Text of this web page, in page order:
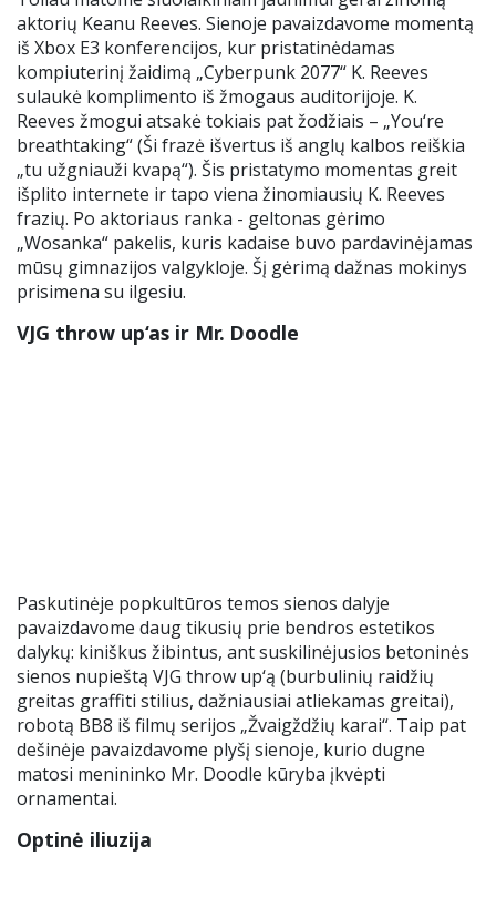
aktorių Keanu Reeves. Sienoje pavaizdavome momentą
iš Xbox E3 konferencijos, kur pristatinėdamas
kompiuterinį žaidimą „Cyberpunk 2077“ K. Reeves
sulaukė komplimento iš žmogaus auditorijoje. K.
Reeves žmogui atsakė tokiais pat žodžiais – „You‘re
breathtaking“ (Ši frazė išvertus iš anglų kalbos reiškia
„tu užgniauži kvapą“). Šis pristatymo momentas greit
išplito internete ir tapo viena žinomiausių K. Reeves
frazių. Po aktoriaus ranka - geltonas gėrimo
„Wosanka“ pakelis, kuris kadaise buvo pardavinėjamas
mūsų gimnazijos valgykloje. Šį gėrimą dažnas mokinys
prisimena su ilgesiu.
VJG throw up‘as ir Mr. Doodle
Paskutinėje popkultūros temos sienos dalyje
pavaizdavome daug tikusių prie bendros estetikos
dalykų: kiniškus žibintus, ant suskilinėjusios betoninės
sienos nupieštą VJG throw up‘ą (burbulinių raidžių
greitas graffiti stilius, dažniausiai atliekamas greitai),
robotą BB8 iš filmų serijos „Žvaigždžių karai“. Taip pat
dešinėje pavaizdavome plyšį sienoje, kurio dugne
matosi menininko Mr. Doodle kūryba įkvėpti
ornamentai.
Optinė iliuzija